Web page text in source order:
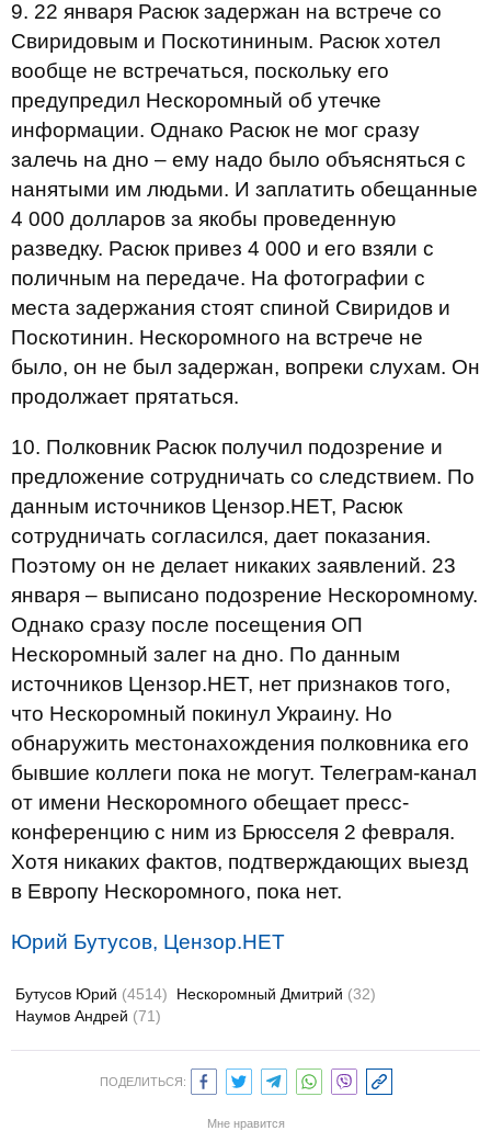
9. 22 января Расюк задержан на встрече со
Свиридовым и Поскотининым. Расюк хотел
вообще не встречаться, поскольку его
предупредил Нескоромный об утечке
информации. Однако Расюк не мог сразу
залечь на дно – ему надо было объясняться с
нанятыми им людьми. И заплатить обещанные
4 000 долларов за якобы проведенную
разведку. Расюк привез 4 000 и его взяли с
поличным на передаче. На фотографии с
места задержания стоят спиной Свиридов и
Поскотинин. Нескоромного на встрече не
было, он не был задержан, вопреки слухам. Он
продолжает прятаться.
10. Полковник Расюк получил подозрение и
предложение сотрудничать со следствием. По
данным источников Цензор.НЕТ, Расюк
сотрудничать согласился, дает показания.
Поэтому он не делает никаких заявлений. 23
января – выписано подозрение Нескоромному.
Однако сразу после посещения ОП
Нескоромный залег на дно. По данным
источников Цензор.НЕТ, нет признаков того,
что Нескоромный покинул Украину. Но
обнаружить местонахождения полковника его
бывшие коллеги пока не могут. Телеграм-канал
от имени Нескоромного обещает пресс-
конференцию с ним из Брюсселя 2 февраля.
Хотя никаких фактов, подтверждающих выезд
в Европу Нескоромного, пока нет.
Юрий Бутусов, Цензор.НЕТ
Бутусов Юрий (4514) Нескоромный Дмитрий (32)
Наумов Андрей (71)
ПОДЕЛИТЬСЯ:
Мне нравится